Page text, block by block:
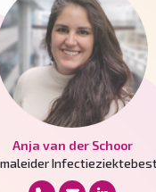
Anja van der Schoor